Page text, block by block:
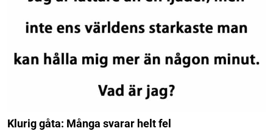
Klurig gåta: Många svarar helt fel